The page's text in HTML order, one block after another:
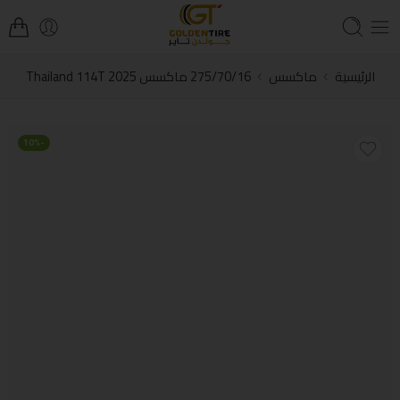
الرئيسية ماكسس 275/70/16 ماكسس Thailand 114T 2025
-10%